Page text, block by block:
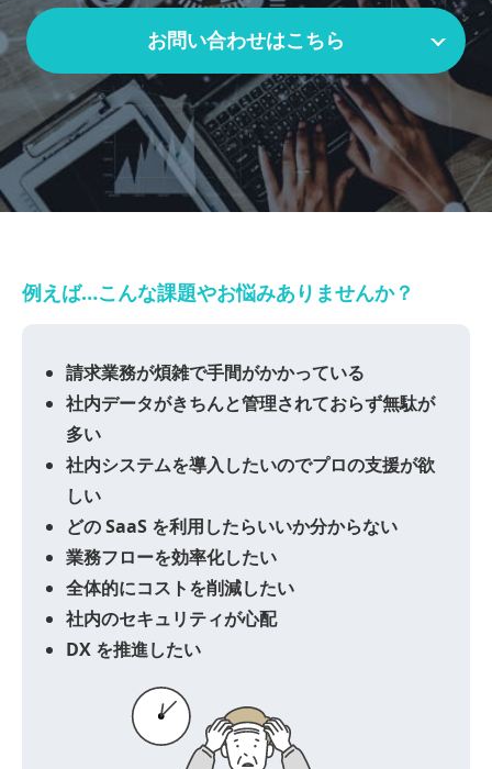
お問い合わせはこちら
例えば…こんな課題やお悩みありませんか？
請求業務が煩雑で手間がかかっている
社内データがきちんと管理されておらず無駄が
多い
社内システムを導入したいのでプロの支援が欲
しい
どの SaaS を利用したらいいか分からない
業務フローを効率化したい
全体的にコストを削減したい
社内のセキュリティが心配
DX を推進したい